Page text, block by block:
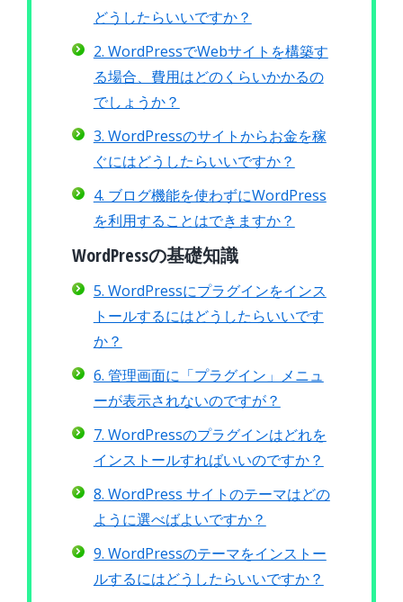
どうしたらいいですか？
2. WordPressでWebサイトを構築す
る場合、費用はどのくらいかかるの
でしょうか？
3. WordPressのサイトからお金を稼
ぐにはどうしたらいいですか？
4. ブログ機能を使わずにWordPress
を利用することはできますか？
WordPressの基礎知識
5. WordPressにプラグインをインス
トールするにはどうしたらいいです
か？
6. 管理画面に「プラグイン」メニュ
ーが表示されないのですが？
7. WordPressのプラグインはどれを
インストールすればいいのですか？
8. WordPress サイトのテーマはどの
ように選べばよいですか？
9. WordPressのテーマをインストー
ルするにはどうしたらいいですか？